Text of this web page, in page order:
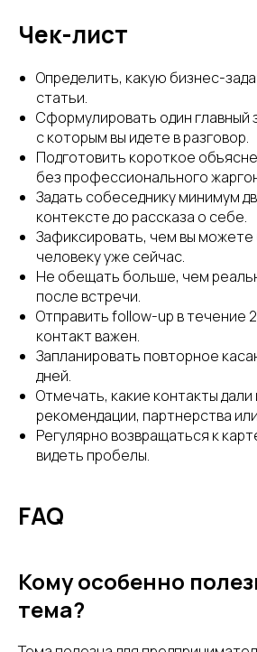
Чек-лист
Определить, какую бизнес-
статьи.
Сформулировать один главный
с которым вы идете в разговор.
Подготовить короткое
без профессионального
Задать собеседнику минимум
контексте до рассказа о себе.
Зафиксировать, чем вы можете
человеку уже сейчас.
Не обещать больше, чем
после встречи.
Отправить follow-up в течение
контакт важен.
Запланировать повторное
дней.
Отмечать, какие контакты дали
рекомендации, партнерства
Регулярно возвращаться к
видеть пробелы.
FAQ
Кому особенно
тема?